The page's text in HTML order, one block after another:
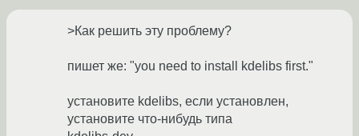
>Как решить эту проблему?
пишет же: "you need to install kdelibs first."
установите kdelibs, если установлен,
установите что-нибудь типа